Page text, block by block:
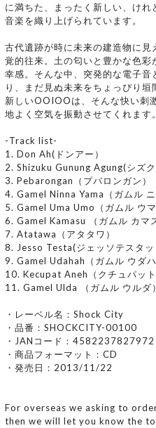
に満ちた、まったく新しい、け
音楽を織り上げられています。
古代遺跡が時に未来の建造物に
覚的往来。土の匂いと豊かな色
幸感。そんな中、突発的な電子音
り、まだ見ぬ未来をちょっぴり垣
新しいOOIOOは、そんな快い刺
地よく空気を振動させてくれます。
-Track list-
1. Don Ah(ドンアー）
2. Shizuku Gunung Agung(シズク
3. Pebarongan（プバロンガン）
4. Gamel Ninna Yama（ガムル ニ
5. Gamel Uma Umo（ガムル ウマ
6. Gamel Kamasu （ガムル カマ
7. Atatawa（アタタワ）
8. Jesso Testa(ジェッソテスタッ
9. Gamel Udahah（ガムル ウダハ
10. Kecupat Aneh（クチュパット
11. Gamel Ulda （ガムル ウルダ）
・レーベル名：Shock City
・品番：SHOCKCITY-00100
・JANコード：4582237827972
・商品フォーマット：CD
・発売日：2013/11/22
For overseas we asking to
then we will let you know the